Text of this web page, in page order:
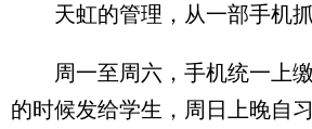
天虹的管理，从一部手机抓
周一至周六，手机统一上缴
的时候发给学生，周日上晚自